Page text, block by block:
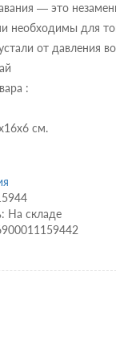
— это
необходимы для
от давления
:
см.
На складе